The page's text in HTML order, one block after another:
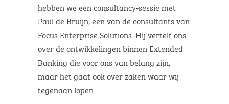
hebben we een consultancy-sessie met
Paul de Bruijn, een van de consultants van
Focus Enterprise Solutions. Hij vertelt ons
over de ontwikkelingen binnen Extended
Banking die voor ons van belang zijn,
maar het gaat ook over zaken waar wij
tegenaan lopen.